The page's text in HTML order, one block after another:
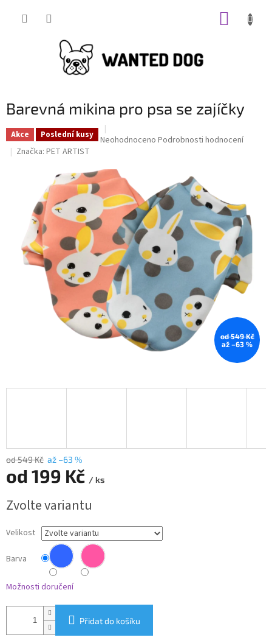
Barevná mikina pro psa se zajíčky
Akce Poslední kusy
Průměrné
je
0,0
z
5
hvězdiček.
Neohodnoceno Podrobnosti hodnocení
Značka: PET ARTIST
od 549 Kč
až –63 %
od 549 Kč až –63 %
od 199 Kč / ks
cena:
Zvolte variantu
Velikost
Barva
Možnosti doručení
Přidat do košíku